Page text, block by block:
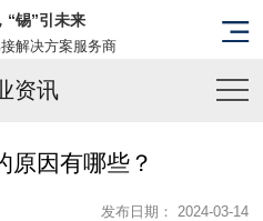
“锡”引未来
解决方案服务商
资讯
原因有哪些？
发布日期： 2024-03-14